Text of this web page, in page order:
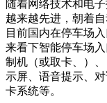
随着网络技术和电
越来越先进，朝着
目前国内在停车场
来看下智能停车场
制机（或取卡、）
示屏、语音提示、
卡系统等。